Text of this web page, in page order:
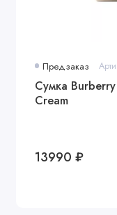
Предзаказ
Сумка
Cream
13990 ₽